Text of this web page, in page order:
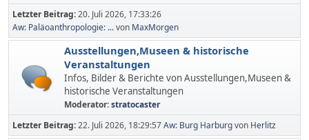
Letzter Beitrag:20. Juli 2026, 17:33:26
Aw: Paläoanthropologie: ...von MaxMorgen
Ausstellungen,Museen & historische
Veranstaltungen
Infos, Bilder & Berichte von Ausstellungen,Museen &
historische Veranstaltungen
Moderator:stratocaster
Letzter Beitrag:22. Juli 2026, 18:29:57Aw: Burg Harburgvon Herlitz